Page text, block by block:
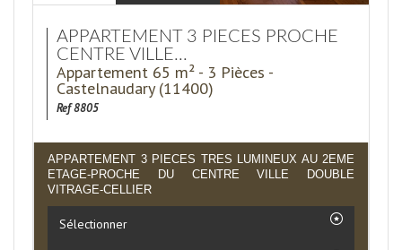
APPARTEMENT 3 PIECES PROCHE
CENTRE VILLE...
Appartement 65 m² - 3 Pièces -
Castelnaudary (11400)
Ref 8805
APPARTEMENT 3 PIECES TRES LUMINEUX AU 2EME
ETAGE-PROCHE DU CENTRE VILLE DOUBLE
VITRAGE-CELLIER
Sélectionner